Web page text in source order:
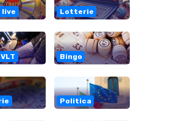
live Lotterie
Bingo
Politica